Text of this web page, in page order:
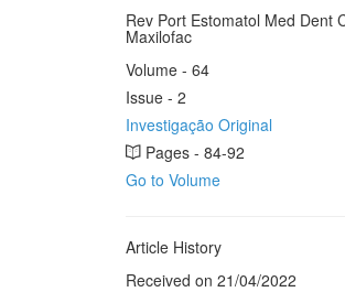
Rev Port Estomatol Med Dent
Maxilofac
Volume - 64
Issue - 2
Investigação Original
Pages - 84-92
Go to Volume
Article History
Received on 21/04/2022